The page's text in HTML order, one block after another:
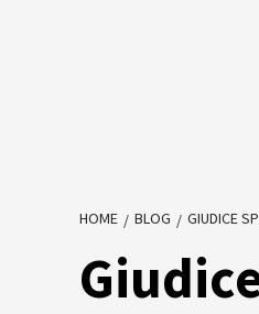
HOME BLOG GIUDICE